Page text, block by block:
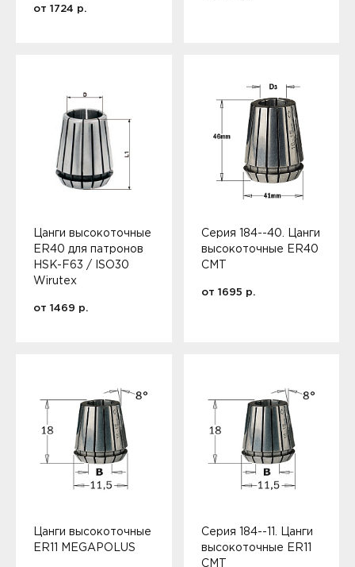
от 1724 р.
Цанги высокоточные
ER40 для патронов
HSK-F63 / ISO30
Wirutex
от 1469 р.
Серия 184--40. Цанги
высокоточные ER40
CMT
от 1695 р.
Цанги высокоточные
ER11 MEGAPOLUS
Серия 184--11. Цанги
высокоточные ER11
CMT